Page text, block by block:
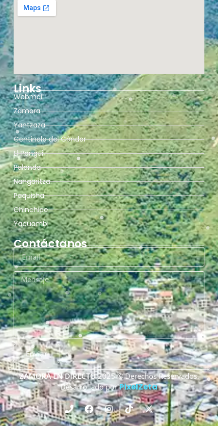
Links
Webmail
Zamora
Yantzaza
Centinela del Cóndor
El Pangui
Palanda
Nangaritza
Paquisha
Chinchipe
Yacuambi
Contáctanos
Enviar
ZAMORA EN DIRECTO2025 © Derechos Reservados.
Desarrollado porPixelZeta